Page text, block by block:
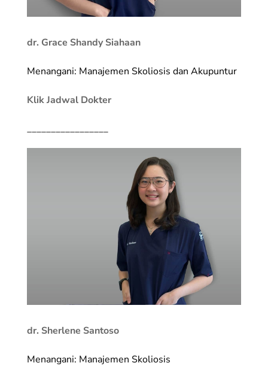
dr. Grace Shandy Siahaan
Menangani: Manajemen Skoliosis dan Akupuntur
Klik Jadwal Dokter
_________________
dr. Sherlene Santoso
Menangani: Manajemen Skoliosis